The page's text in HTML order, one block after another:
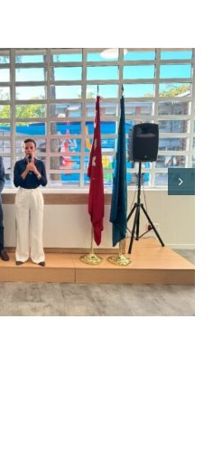
la II Feria de Empleo
con más de 1200